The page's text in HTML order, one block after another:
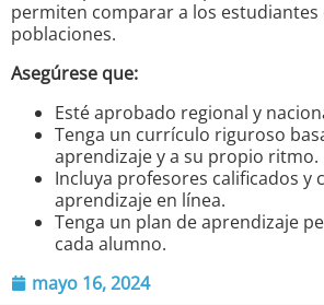
permiten comparar a los estudiantes
poblaciones.
Asegúrese que:
Esté aprobado regional y
Tenga un currículo riguroso
aprendizaje y a su propio ritmo.
Incluya profesores calificados y
aprendizaje en línea.
Tenga un plan de aprendizaje
cada alumno.
mayo 16, 2024